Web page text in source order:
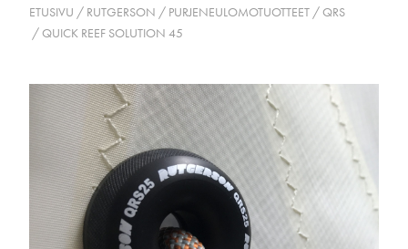
ETUSIVU / RUTGERSON / PURJENEULOMOTUOTTEET /QRS
/ QUICK REEF SOLUTION 45